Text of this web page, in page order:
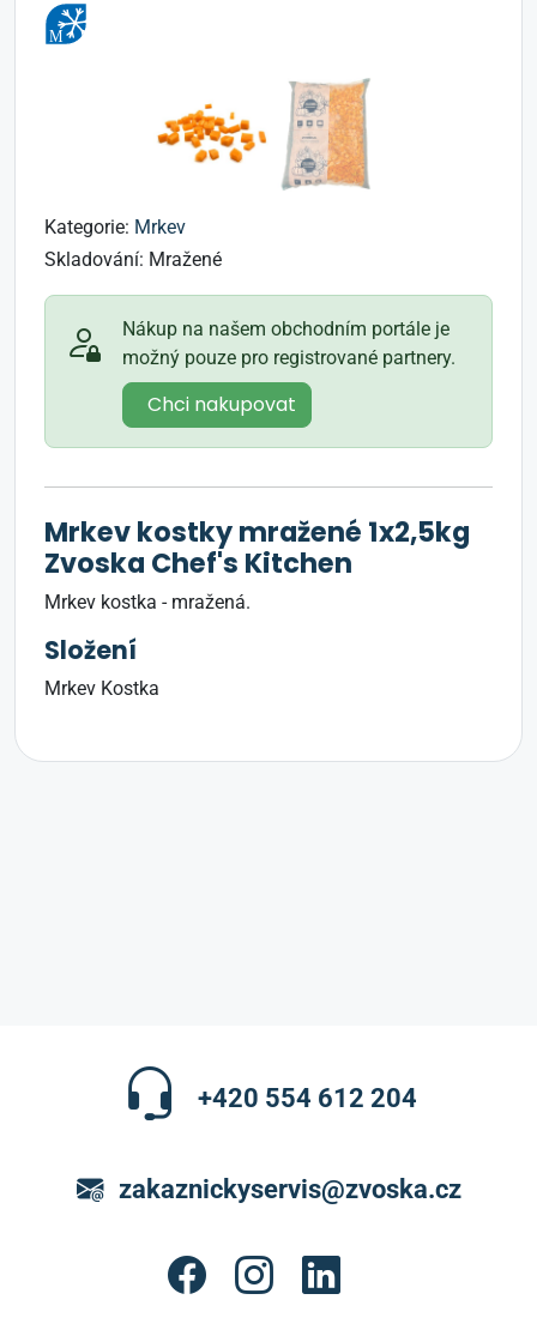
Kategorie: Mrkev
Skladování: Mražené
Nákup na našem obchodním portále je
možný pouze pro registrované partnery.
Chci nakupovat
Mrkev kostky mražené 1x2,5kg
Zvoska Chef's Kitchen
Mrkev kostka - mražená.
Složení
Mrkev Kostka
+420 554 612 204
zakaznickyservis@zvoska.cz